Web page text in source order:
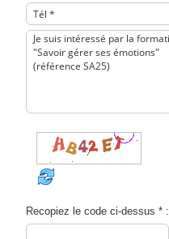
Recopiez le code ci-dessus * :